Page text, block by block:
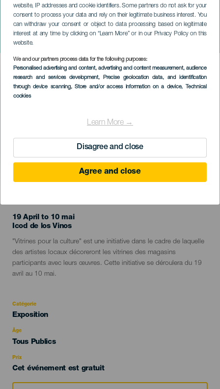
website, IP addresses and cookie identifiers. Some partners do not ask for your
consent to process your data and rely on their legitimate business interest. You
can withdraw your consent or object to data processing based on legitimate
interest at any time by clicking on “Learn More” or in our Privacy Policy on this
website.
We and our partners process data for the following purposes:
Personalised advertising and content, advertising and content measurement, audience
research and services development, Precise geolocation data, and identification
through device scanning, Store and/or access information on a device, Technical
cookies
Learn More →
Disagree and close
Agree and close
Vitrines pour la culture
TENERIFE
Imagen
Listado
19 April to 10 mai
Localidad
Icod de los Vinos
Descripción
del
evento
"Vitrines pour la culture" est une initiative dans le cadre de laquelle
des artistes locaux décoreront les vitrines des magasins
participants avec leurs œuvres. Cette initiative se déroulera du 19
avril au 10 mai.
Catégorie
Categoría
evento
Exposition
Âge
Edad
Tous Publics
Prix
Cet événement est gratuit